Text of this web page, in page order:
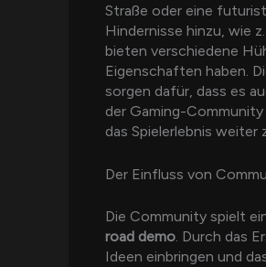
Straße oder eine
Hindernisse hinzu, wie
bieten verschiedene
Eigenschaften haben.
sorgen dafür, dass es
der Gaming-
das Spielerlebnis weiter
Der Einfluss von
Die Community spielt
road demo. Durch das
Ideen einbringen und